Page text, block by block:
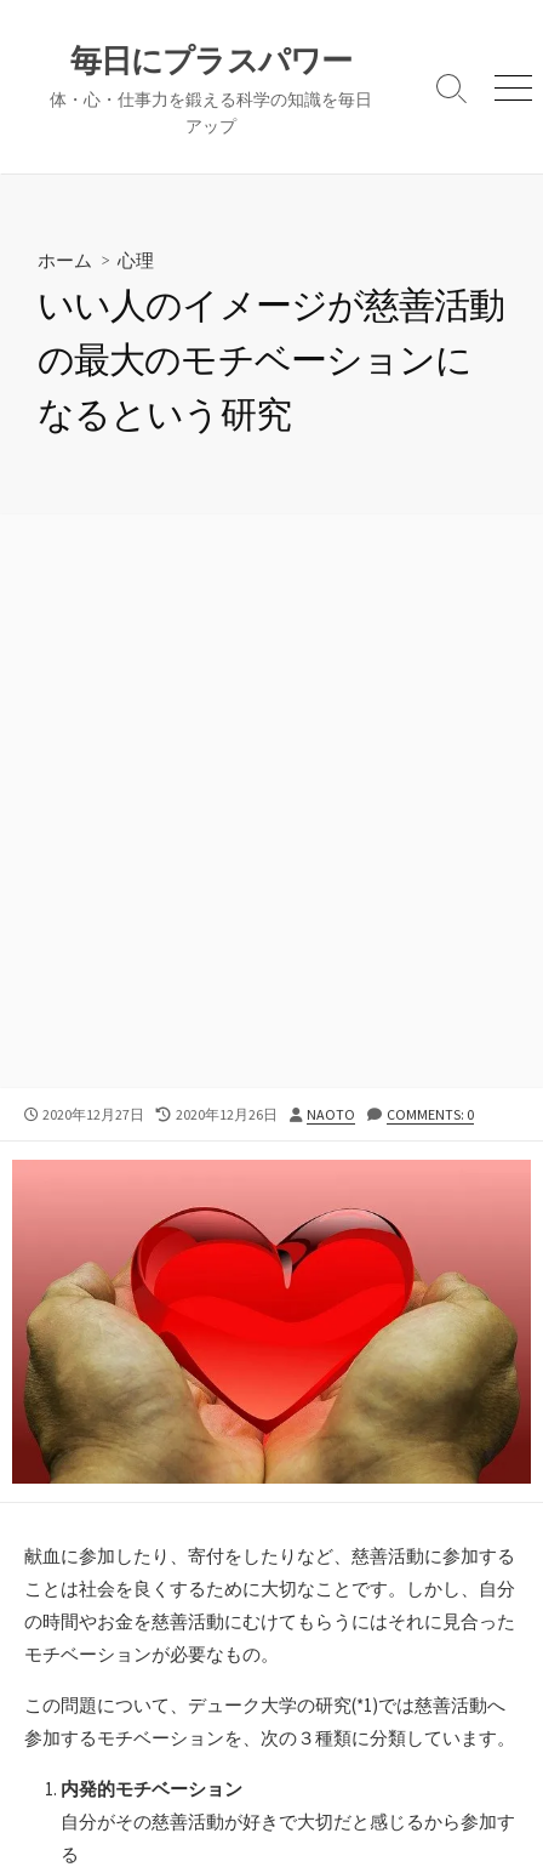
毎日にプラスパワー
体・心・仕事力を鍛える科学の知識を毎日
アップ
検
メ
ホーム > 心理
いい人のイメージが慈善活動
の最大のモチベーションに
なるという研究
公
日
2020年12月27日
最
更
日
2020年12月26日
投
者
NAOTO COMMENTS: 0
献血に参加したり、寄付をしたりなど、慈善活動に参加する
ことは社会を良くするために大切なことです。しかし、自分
の時間やお金を慈善活動にむけてもらうにはそれに見合った
モチベーションが必要なもの。
この問題について、デューク大学の研究(*1)では慈善活動へ
参加するモチベーションを、次の３種類に分類しています。
内発的モチベーション
自分がその慈善活動が好きで大切だと感じるから参加す
る